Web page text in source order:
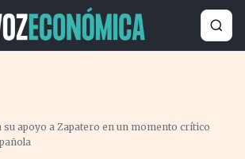
su apoyo a Zapatero en un momento crítico